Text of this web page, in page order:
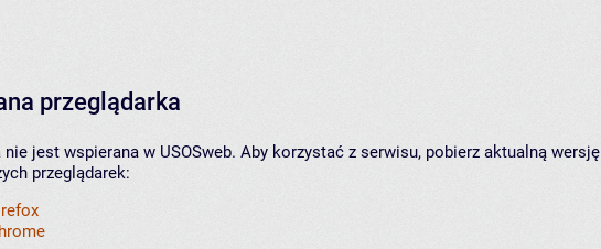
przeglądarka
nie jest wspierana w USOSweb. Aby korzystać z serwisu, pobierz aktualną wersję
przeglądarek: